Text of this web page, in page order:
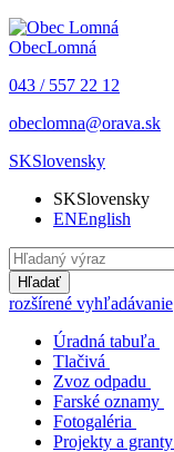
ObecLomná
043 / 557 22 12
obeclomna@orava.sk
SKSlovensky
SKSlovensky
ENEnglish
Hľadať
rozšírené vyhľadávanie
Úradná tabuľa
Tlačivá
Zvoz odpadu
Farské oznamy
Fotogaléria
Projekty a granty